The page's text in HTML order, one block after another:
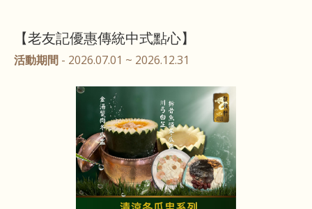
【老友記優惠傳統中式點心】
活動期間 - 2026.07.01 ~ 2026.12.31